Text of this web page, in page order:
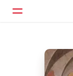
Accueil
Parcourir